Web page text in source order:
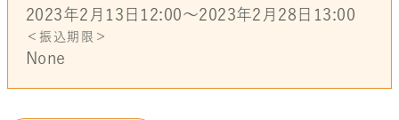
2023年2月13日12:00〜2023年2月28日13:00
＜振込期限＞
None